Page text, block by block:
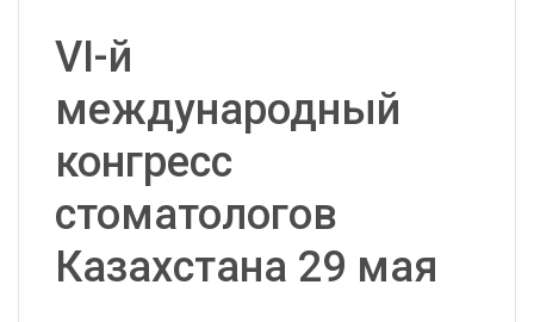
VI-й
международный
конгресс
стоматологов
Казахстана 29 мая